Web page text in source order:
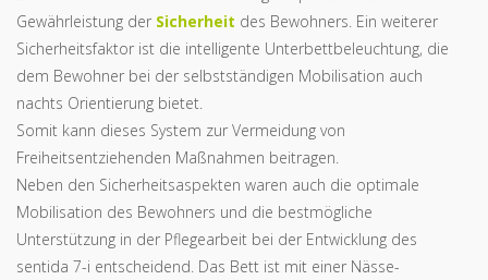
Gewährleistung der Sicherheit des Bewohners. Ein weiterer
Sicherheitsfaktor ist die intelligente Unterbettbeleuchtung, die
dem Bewohner bei der selbstständigen Mobilisation auch
nachts Orientierung bietet.
Somit kann dieses System zur Vermeidung von
Freiheitsentziehenden Maßnahmen beitragen.
Neben den Sicherheitsaspekten waren auch die optimale
Mobilisation des Bewohners und die bestmögliche
Unterstützung in der Pflegearbeit bei der Entwicklung des
sentida 7-i entscheidend. Das Bett ist mit einer Nässe-